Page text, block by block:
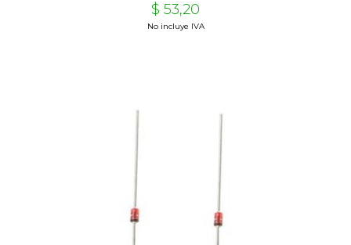
$ 53,20
No incluye IVA